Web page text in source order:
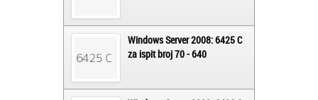
Windows Server 2008: 6425 C
za ispit broj 70 - 640